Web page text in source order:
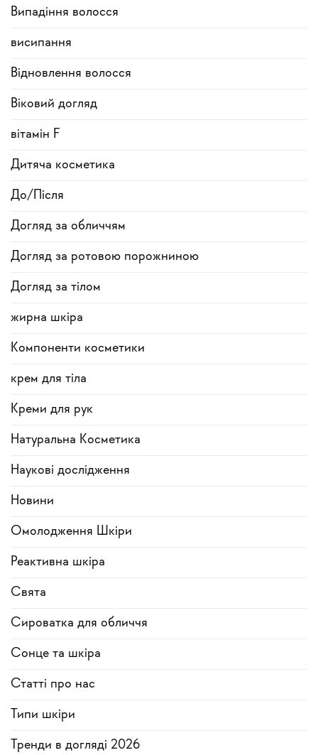
Випадіння волосся
висипання
Відновлення волосся
Віковий догляд
вітамін F
Дитяча косметика
До/Після
Догляд за обличчям
Догляд за ротовою порожниною
Догляд за тілом
жирна шкіра
Компоненти косметики
крем для тіла
Креми для рук
Натуральна Косметика
Наукові дослідження
Новини
Омолодження Шкіри
Реактивна шкіра
Свята
Сироватка для обличчя
Сонце та шкіра
Статті про нас
Типи шкіри
Тренди в догляді 2026